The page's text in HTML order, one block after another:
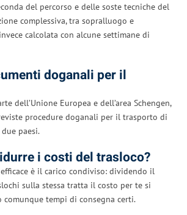
del percorso e delle soste tecniche del
complessiva, tra sopralluogo e
calcolata con alcune settimane di
doganali per il
dell’Unione Europea e dell’area Schengen,
procedure doganali per il trasporto di
paesi.
i costi del trasloco?
è il carico condiviso: dividendo il
sulla stessa tratta il costo per te si
comunque tempi di consegna certi.